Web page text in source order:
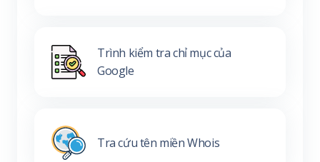
Trình kiểm tra chỉ mục của
Google
Tra cứu tên miền Whois